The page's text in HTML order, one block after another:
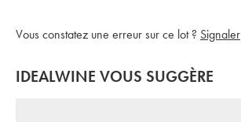
Vous constatez une erreur sur ce lot ? Signaler
IDEALWINE VOUS SUGGÈRE